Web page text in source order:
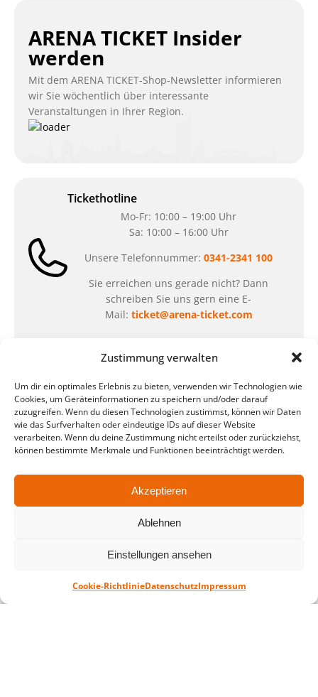
Zustimmung verwalten
Um dir ein optimales Erlebnis zu bieten, verwenden wir Technologien wie
Cookies, um Geräteinformationen zu speichern und/oder darauf
zuzugreifen. Wenn du diesen Technologien zustimmst, können wir Daten
wie das Surfverhalten oder eindeutige IDs auf dieser Website
verarbeiten. Wenn du deine Zustimmung nicht erteilst oder zurückziehst,
können bestimmte Merkmale und Funktionen beeinträchtigt werden.
Akzeptieren
Ablehnen
Einstellungen ansehen
Cookie-RichtlinieDatenschutzImpressum
ARENA TICKET Insider
werden
Mit dem ARENA TICKET-Shop-Newsletter informieren
wir Sie wöchentlich über interessante
Veranstaltungen in Ihrer Region.
Tickethotline
Mo-Fr: 10:00 – 19:00 Uhr
Sa: 10:00 – 16:00 Uhr
Unsere Telefonnummer: 0341-2341 100
Sie erreichen uns gerade nicht? Dann
schreiben Sie uns gern eine E-
Mail: ticket@arena-ticket.com
Kassenöffnungszeiten
in der Zeit vom 06.07. – 07.08.2026
Montag – Freitag: 10-18 Uhr Samstag:
geschlossen
Am Sportforum 2, 04105 Leipzig
Sie erreichen uns mit dem Öffentlichen
Haltestelle Waldplatz/Arena. Kostenfreies